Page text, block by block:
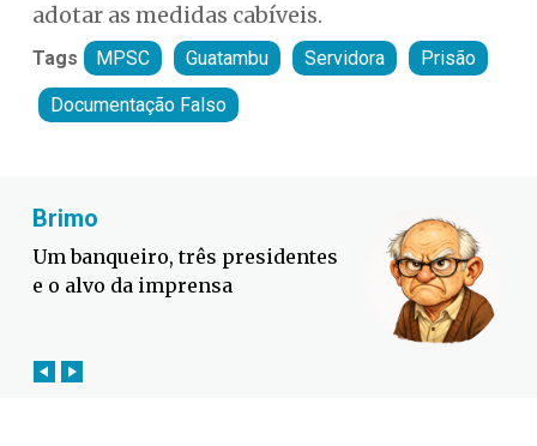
adotar as medidas cabíveis.
Tags MPSC Guatambu Servidora Prisão
Documentação Falso
Fabiano Bordignon
Defesa Civil lança campanha
contra o El Niño em SC